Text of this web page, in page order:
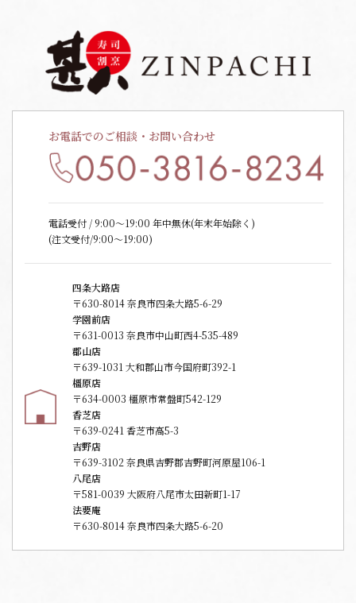
お電話でのご相談・お問い合わせ
電話受付 / 9:00〜19:00 年中無休(年末年始除く)
(注文受付/9:00～19:00)
四条大路店
〒630-8014 奈良市四条大路5-6-29
学園前店
〒631-0013 奈良市中山町西4-535-489
郡山店
〒639-1031 大和郡山市今国府町392-1
橿原店
〒634-0003 橿原市常盤町542-129
香芝店
〒639-0241 香芝市高5-3
吉野店
〒639-3102 奈良県吉野郡吉野町河原屋106-1
八尾店
〒581-0039 大阪府八尾市太田新町1-17
法要庵
〒630-8014 奈良市四条大路5-6-20